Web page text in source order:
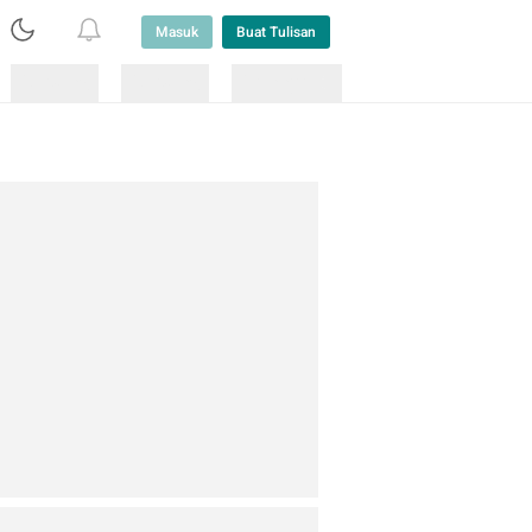
Masuk Buat Tulisan